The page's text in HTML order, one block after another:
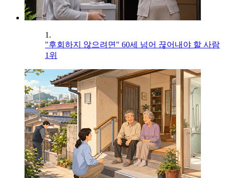
1.
"후회하지 않으려면" 60세 넘어 끊어내야 할 사람
1위